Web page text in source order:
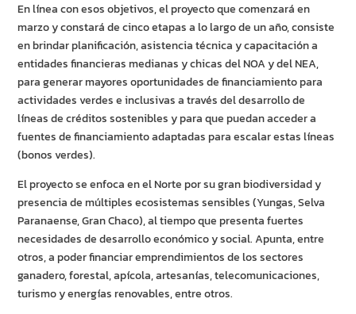
En línea con esos objetivos, el proyecto que comenzará en
marzo y constará de cinco etapas a lo largo de un año, consiste
en brindar planificación, asistencia técnica y capacitación a
entidades financieras medianas y chicas del NOA y del NEA,
para generar mayores oportunidades de financiamiento para
actividades verdes e inclusivas a través del desarrollo de
líneas de créditos sostenibles y para que puedan acceder a
fuentes de financiamiento adaptadas para escalar estas líneas
(bonos verdes).
El proyecto se enfoca en el Norte por su gran biodiversidad y
presencia de múltiples ecosistemas sensibles (Yungas, Selva
Paranaense, Gran Chaco), al tiempo que presenta fuertes
necesidades de desarrollo económico y social. Apunta, entre
otros, a poder financiar emprendimientos de los sectores
ganadero, forestal, apícola, artesanías, telecomunicaciones,
turismo y energías renovables, entre otros.